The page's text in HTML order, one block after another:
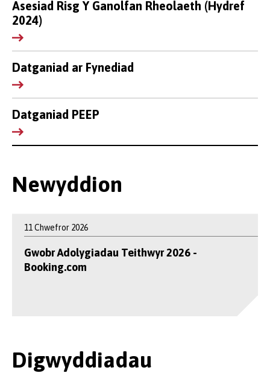
Asesiad Risg Y Ganolfan Rheolaeth (Hydref
2024)
Datganiad ar Fynediad
Datganiad PEEP
Newyddion
11 Chwefror 2026
Gwobr Adolygiadau Teithwyr 2026 -
Booking.com
Digwyddiadau